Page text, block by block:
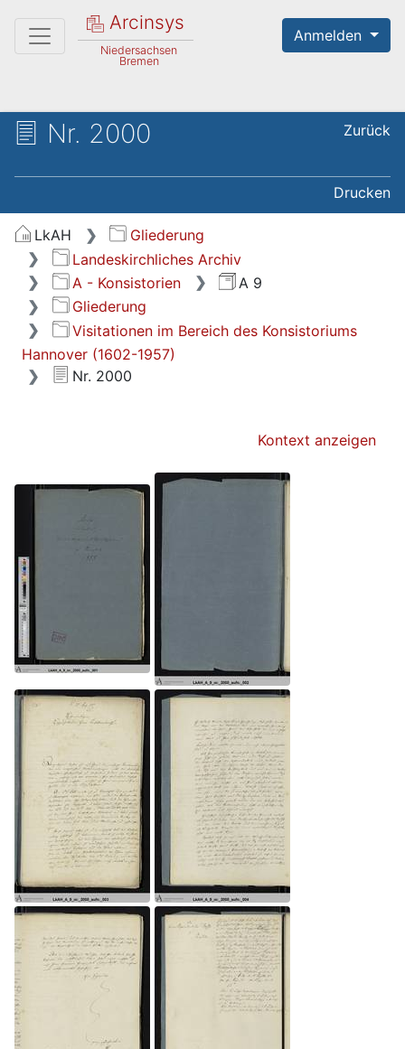
Arcinsys
Niedersachsen
Bremen
Anmelden
Nr. 2000 Zurück
Drucken
LkAH
Gliederung
Landeskirchliches Archiv
A - Konsistorien
A 9
Gliederung
Visitationen im Bereich des Konsistoriums
Hannover (1602-1957)
Nr. 2000
Kontext anzeigen